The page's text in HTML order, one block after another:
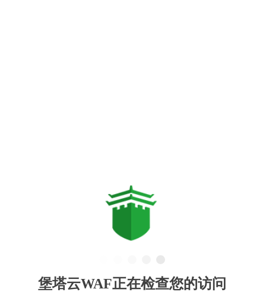
堡塔云WAF正在检查您的访问